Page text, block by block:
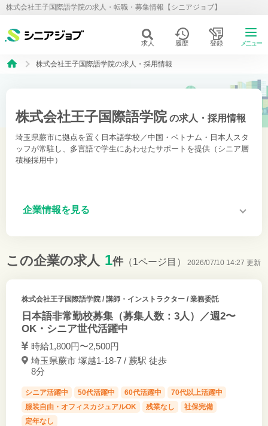
株式会社王子国際語学院の求人・転職・募集情報【シニアジョブ】
求人 履歴 登録 メニュー
株式会社王子国際語学院の求人・採用情報
株式会社王子国際語学院 の求人・採用情報
埼玉県蕨市に拠点を置く日本語学校／中国・ベトナム・日本人スタ
ッフが常駐し、多言語で学生にあわせたサポートを提供（シニア層
積極採用中）
企業情報を見る
この企業の求人 1件 （1ページ目） 2026/07/10 14:27 更新
株式会社王子国際語学院/ 講師・インストラクター / 業務委託
日本語非常勤校募集（募集人数：3人）／週2〜
OK・シニア世代活躍中
時給1,800円〜2,500円
埼玉県蕨市 塚越1-18-7 / 蕨駅 徒歩
8分
シニア活躍中 50代活躍中 60代活躍中
70代以上活躍中
服装自由・オフィスカジュアルOK
残業なし
社保完備
定年なし